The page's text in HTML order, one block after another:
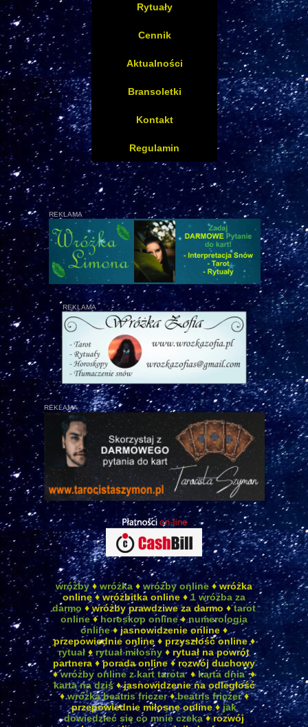
Rytuały
Cennik
Aktualności
Bransoletki
Kontakt
Regulamin
REKLAMA
REKLAMA
REKLAMA
wróżby ♦ wróżka ♦ wróżby online ♦ wróżka
online ♦ wróżbitka online ♦ 1 wróżba za
darmo ♦ wróżby prawdziwe za darmo ♦tarot
online♦horoskop online♦numerologia
online♦ jasnowidzenie online ♦
przepowiednie online ♦ przyszłość online ♦
rytuał ♦rytuał miłosny ♦ rytuał na powrót
partnera ♦ porada online ♦ rozwój duchowy
♦wróżby online z kart tarota♦karta dnia♦
karta na dziś♦ jasnowidzenie na odległość
♦wróżka beatris friczer♦beatris friczer♦
przepowiednie miłosne online ♦ jak
dowiedzieć się co mnie czeka♦ rozwój